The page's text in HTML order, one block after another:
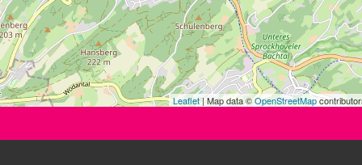
Leaflet| Map data ©OpenStreetMap